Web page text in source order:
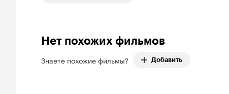
Нет похожих фильмов
Знаете похожие фильмы? Добавить